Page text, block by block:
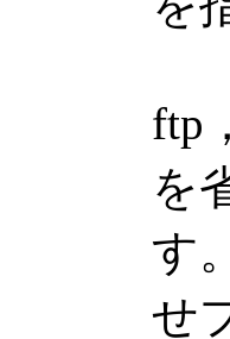
ftp
を
す
せ